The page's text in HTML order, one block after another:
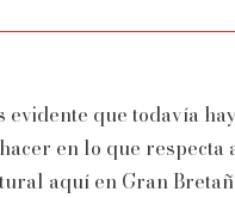
evidente que todavía hay
en lo que respecta
aquí en Gran